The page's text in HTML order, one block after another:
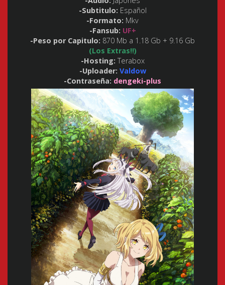
-Subtitulo: Español
-Formato: Mkv
-Fansub: UF+
-Peso por Capitulo: 870 Mb a 1.18 Gb + 9.16 Gb
(Los Extras!!)
-Hosting: Terabox
-Uploader: Valdow
-Contraseña: dengeki-plus